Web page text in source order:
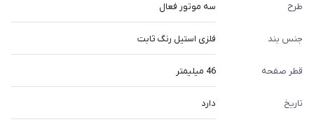
طرح سه موتور فعال
جنس بند فلزی استیل رنگ ثابت
قطر صفحه 46 میلیمتر
تاریخ دارد